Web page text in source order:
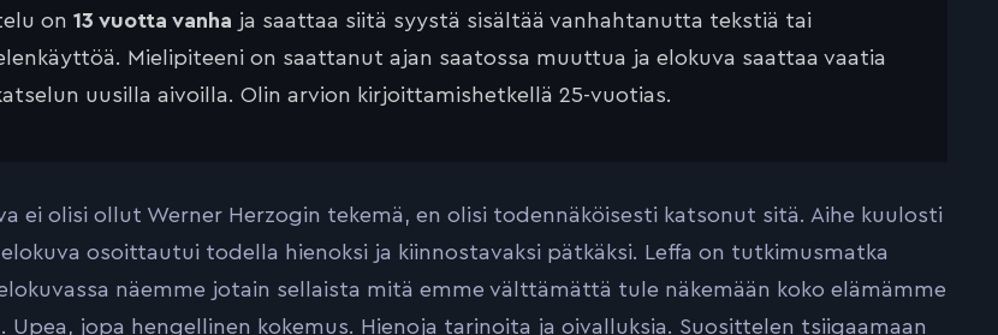
on 13 vuotta vanha ja saattaa siitä syystä sisältää vanhahtanutta tekstiä tai
Mielipiteeni on saattanut ajan saatossa muuttua ja elokuva saattaa vaatia
uusilla aivoilla. Olin arvion kirjoittamishetkellä 25-vuotias.
ei olisi ollut Werner Herzogin tekemä, en olisi todennäköisesti katsonut sitä. Aihe kuulosti
osoittautui todella hienoksi ja kiinnostavaksi pätkäksi. Leffa on tutkimusmatka
näemme jotain sellaista mitä emme välttämättä tule näkemään koko elämämme
Upea, jopa hengellinen kokemus. Hienoja tarinoita ja oivalluksia. Suosittelen tsiigaamaan